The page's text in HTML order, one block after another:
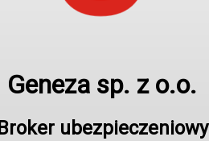
Geneza sp. z o.o.
Broker ubezpieczeniowy